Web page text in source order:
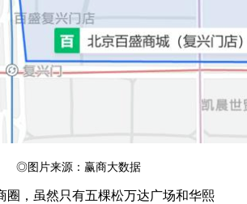
◎图片来源：赢商大数据
圈，虽然只有五棵松万达广场和华熙